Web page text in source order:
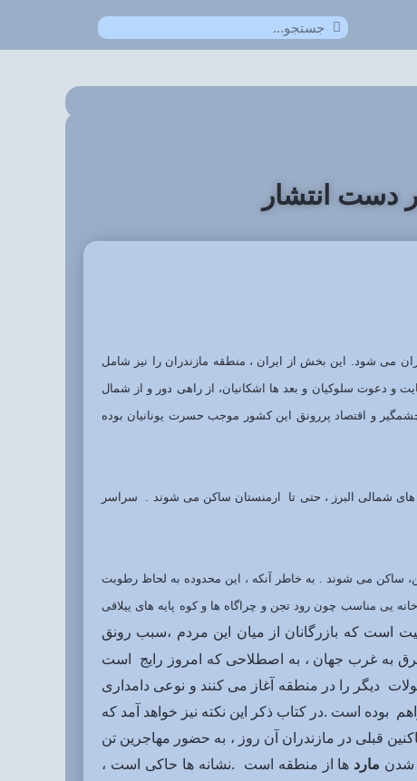
دست انتشار
می شود. این بخش از ایران ، منطقه مازندران را نیز شامل
و دعوت سلوکیان و بعد ها اشکانیان، از راهی دور و از شمال
و اقتصاد پررونق این کشور موجب حسرت یونانیان بوده
های شمالی البرز ، حتی تا ارمنستان ساکن می شوند . سراسر
ساکن می شوند . به خاطر آنکه ، این محدوده به لحاظ رطوبت
یی مناسب چون رود تجن و چراگاه ها و کوه پایه های ییلاقی
است که بازرگانان از میان این مردم ،سبب رونق
شرق به غرب جهان ، به اصطلاحی که امروز رایج است
دیگر را در منطقه آغاز می کنند و نوعی دامداری
بوده است .در کتاب ذکر این نکته نیز خواهد آمد که
قبلی در مازندران آن روز ، به حضور مهاجرین تن
شدن مارد ها از منطقه است .نشانه ها حاکی است ،